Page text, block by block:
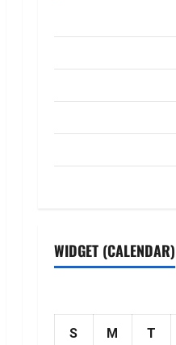
WIDGET (CALENDAR)
S M T